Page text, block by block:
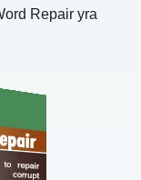
Repair yra